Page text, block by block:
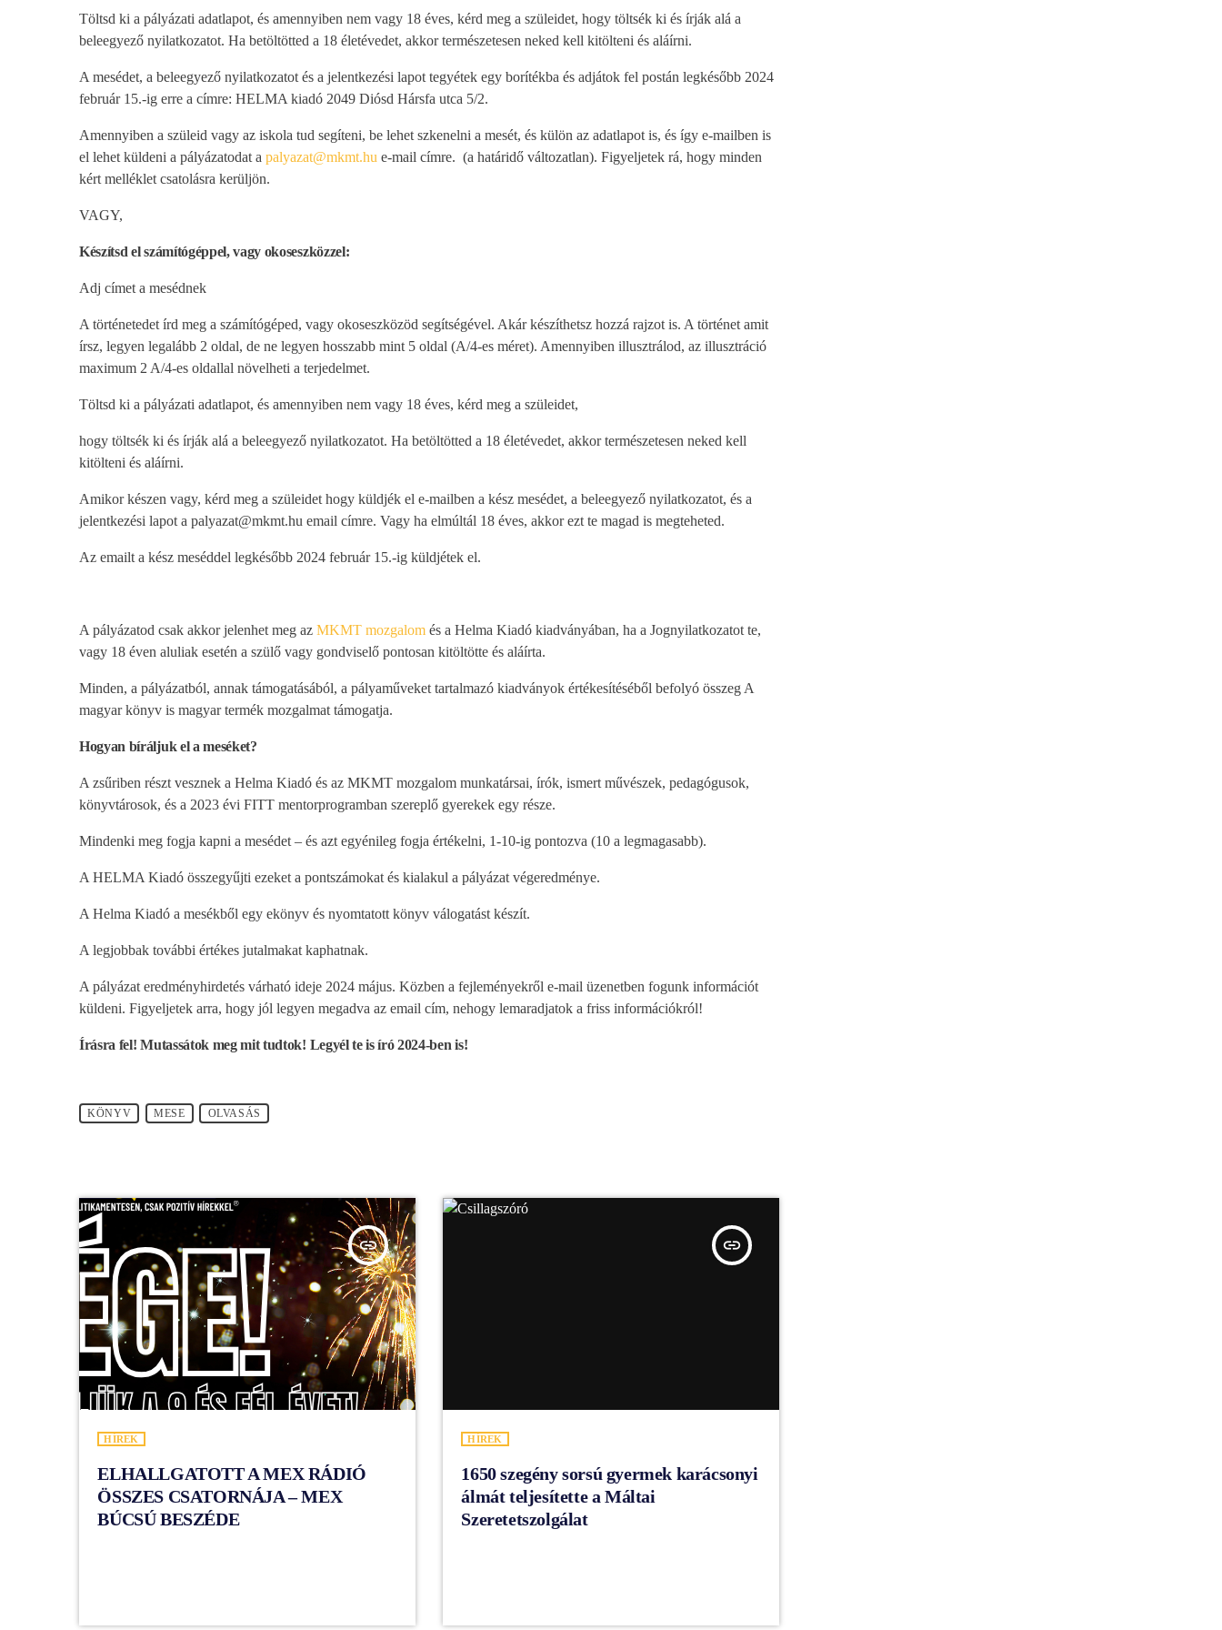
Töltsd ki a pályázati adatlapot, és amennyiben nem vagy 18 éves, kérd meg a szüleidet, hogy töltsék ki és írják alá a
beleegyező nyilatkozatot. Ha betöltötted a 18 életévedet, akkor természetesen neked kell kitölteni és aláírni.
A mesédet, a beleegyező nyilatkozatot és a jelentkezési lapot tegyétek egy borítékba és adjátok fel postán legkésőbb 2024
február 15.-ig erre a címre: HELMA kiadó 2049 Diósd Hársfa utca 5/2.
Amennyiben a szüleid vagy az iskola tud segíteni, be lehet szkenelni a mesét, és külön az adatlapot is, és így e-mailben is
el lehet küldeni a pályázatodat a palyazat@mkmt.hu e-mail címre. (a határidő változatlan). Figyeljetek rá, hogy minden
kért melléklet csatolásra kerüljön.
VAGY,
Készítsd el számítógéppel, vagy okoseszközzel:
Adj címet a mesédnek
A történetedet írd meg a számítógéped, vagy okoseszközöd segítségével. Akár készíthetsz hozzá rajzot is. A történet amit
írsz, legyen legalább 2 oldal, de ne legyen hosszabb mint 5 oldal (A/4-es méret). Amennyiben illusztrálod, az illusztráció
maximum 2 A/4-es oldallal növelheti a terjedelmet.
Töltsd ki a pályázati adatlapot, és amennyiben nem vagy 18 éves, kérd meg a szüleidet,
hogy töltsék ki és írják alá a beleegyező nyilatkozatot. Ha betöltötted a 18 életévedet, akkor természetesen neked kell
kitölteni és aláírni.
Amikor készen vagy, kérd meg a szüleidet hogy küldjék el e-mailben a kész mesédet, a beleegyező nyilatkozatot, és a
jelentkezési lapot a palyazat@mkmt.hu email címre. Vagy ha elmúltál 18 éves, akkor ezt te magad is megteheted.
Az emailt a kész meséddel legkésőbb 2024 február 15.-ig küldjétek el.
A pályázatod csak akkor jelenhet meg az MKMT mozgalom és a Helma Kiadó kiadványában, ha a Jognyilatkozatot te,
vagy 18 éven aluliak esetén a szülő vagy gondviselő pontosan kitöltötte és aláírta.
Minden, a pályázatból, annak támogatásából, a pályaműveket tartalmazó kiadványok értékesítéséből befolyó összeg A
magyar könyv is magyar termék mozgalmat támogatja.
Hogyan bíráljuk el a meséket?
A zsűriben részt vesznek a Helma Kiadó és az MKMT mozgalom munkatársai, írók, ismert művészek, pedagógusok,
könyvtárosok, és a 2023 évi FITT mentorprogramban szereplő gyerekek egy része.
Mindenki meg fogja kapni a mesédet – és azt egyénileg fogja értékelni, 1-10-ig pontozva (10 a legmagasabb).
A HELMA Kiadó összegyűjti ezeket a pontszámokat és kialakul a pályázat végeredménye.
A Helma Kiadó a mesékből egy ekönyv és nyomtatott könyv válogatást készít.
A legjobbak további értékes jutalmakat kaphatnak.
A pályázat eredményhirdetés várható ideje 2024 május. Közben a fejleményekről e-mail üzenetben fogunk információt
küldeni. Figyeljetek arra, hogy jól legyen megadva az email cím, nehogy lemaradjatok a friss információkról!
Írásra fel! Mutassátok meg mit tudtok! Legyél te is író 2024-ben is!
KÖNYV MESE OLVASÁS
insert_link
HÍREK
ELHALLGATOTT A MEX RÁDIÓ
ÖSSZES CSATORNÁJA – MEX
BÚCSÚ BESZÉDE
insert_link
HÍREK
1650 szegény sorsú gyermek karácsonyi
álmát teljesítette a Máltai
Szeretetszolgálat